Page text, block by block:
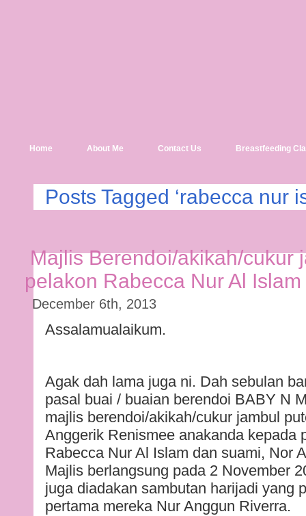
Home About Me Contact Us Breastfeeding
Posts Tagged ‘rabecca nur
Majlis Berendoi/akikah/cukur
pelakon Rabecca Nur Al Islam
December 6th, 2013
Assalamualaikum.
Agak dah lama juga ni. Dah sebulan
pasal buai / buaian berendoi BABY N
majlis berendoi/akikah/cukur jambul
Anggerik Renismee anakanda kepada
Rabecca Nur Al Islam dan suami, Nor
Majlis berlangsung pada 2 November
juga diadakan sambutan harijadi yang
pertama mereka Nur Anggun Riverra.